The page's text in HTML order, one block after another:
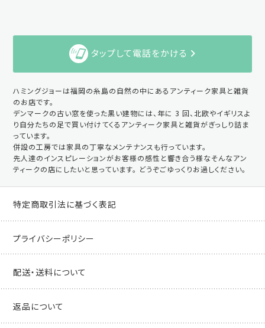
タップして電話をかける
ハミングジョーは福岡の糸島の自然の中にあるアンティーク家具と雑貨
のお店です。
デンマークの古い窓を使った黒い建物には、年に 3 回、北欧やイギリスよ
り自分たちの足で買い付けてくるアンティーク家具と雑貨がぎっしり詰ま
っています。
併設の工房では家具の丁寧なメンテナンスも行っています。
先人達のインスピレーションがお客様の感性と響き合う様なそんなアン
ティークの店にしたいと思っています。 どうぞごゆっくりお過しください。
特定商取引法に基づく表記
プライバシーポリシー
配送・送料について
返品について